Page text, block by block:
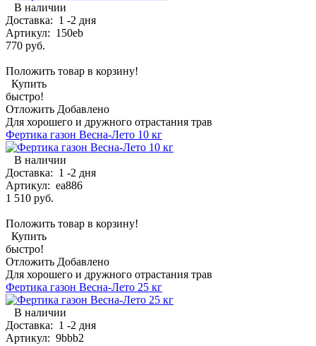
В наличии
Доставка: 1 -2 дня
Артикул: 150eb
770 руб.
Положить товар в корзину!
Купить
быстро!
Отложить Добавлено
Для хорошего и дружного отрастания трав
Фертика газон Весна-Лето 10 кг
В наличии
Доставка: 1 -2 дня
Артикул: ea886
1 510 руб.
Положить товар в корзину!
Купить
быстро!
Отложить Добавлено
Для хорошего и дружного отрастания трав
Фертика газон Весна-Лето 25 кг
В наличии
Доставка: 1 -2 дня
Артикул: 9bbb2